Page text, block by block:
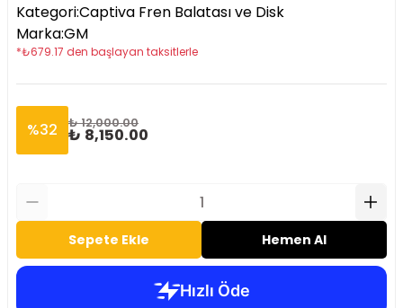
Kategori:Captiva Fren Balatası ve Disk
Marka:GM
*₺679.17 den başlayan taksitlerle
%32 ₺ 12,000.00
₺ 8,150.00
Sepete Ekle Hemen Al